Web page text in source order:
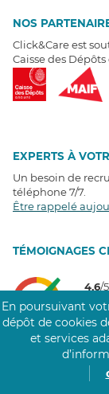
NOS
Click&Care est
Caisse des Dépôts
EXPERTS À
Un besoin de
téléphone 7/7
Être rappelé
TÉMOIGNAGES
4,6/5
COMMUNAUTÉ
En poursuivant
dépôt de cookies
et services